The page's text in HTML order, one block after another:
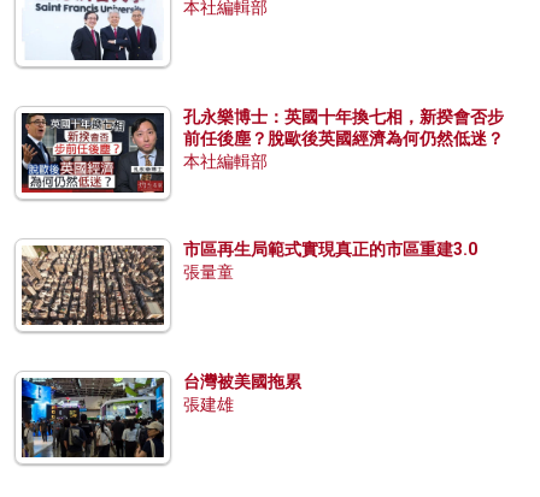
本社編輯部
孔永樂博士：英國十年換七相，新揆會否步
前任後塵？脫歐後英國經濟為何仍然低迷？
本社編輯部
市區再生局範式實現真正的市區重建3.0
張量童
台灣被美國拖累
張建雄